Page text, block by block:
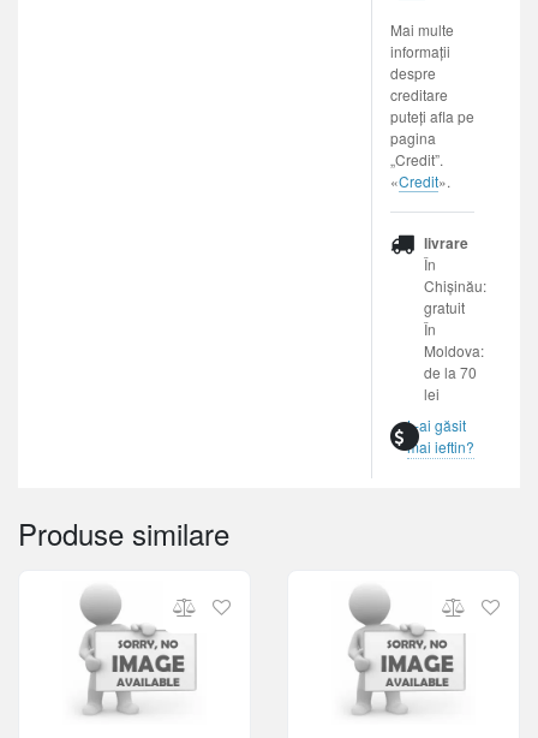
Mai multe
informații
despre
creditare
puteți afla pe
pagina
„Credit”.
«Credit».
livrare
În
Chișinău:
gratuit
În
Moldova:
de la 70
lei
L-ai găsit
mai ieftin?
Produse similare